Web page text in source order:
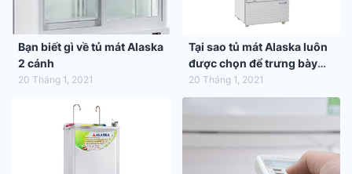
Bạn biết gì về tủ mát Alaska
2 cánh
20 Tháng 1, 2021
Tại sao tủ mát Alaska luôn
được chọn để trưng bày
hàng hóa trong siêu thị
20 Tháng 1, 2021